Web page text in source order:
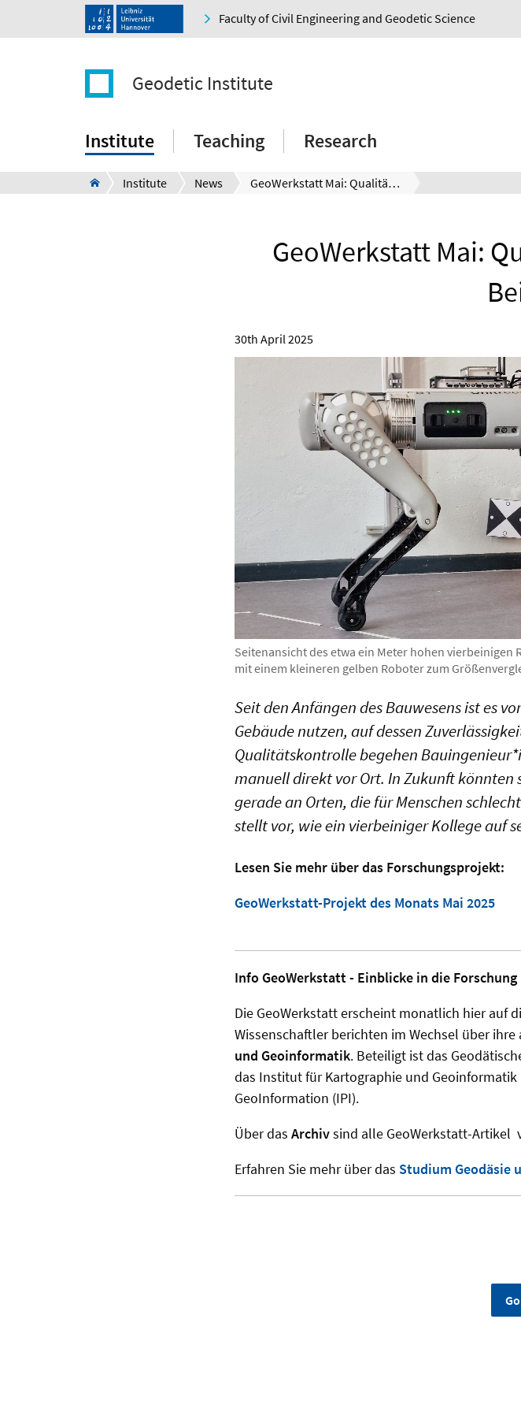
Faculty of Civil Engineering and Geodetic Science
Geodetic Institute
Institute Teaching Research
Institute News GeoWerkstatt Mai: Qualitätsprüfung auf vier Beinen
GeoWerkstatt Mai:
30th April 2025
Seitenansicht des etwa ein Meter hohen vierbeinigen
mit einem kleineren gelben Roboter zum
Seit den Anfängen des Bauwesens ist es
Gebäude nutzen, auf dessen
Qualitätskontrolle begehen
manuell direkt vor Ort. In Zukunft
gerade an Orten, die für Menschen
stellt vor, wie ein vierbeiniger Kollege auf
Lesen Sie mehr über das Forschungsprojekt:
GeoWerkstatt-Projekt des Monats Mai 2025
Info GeoWerkstatt - Einblicke in die Forschung
Die GeoWerkstatt erscheint monatlich hier auf
Wissenschaftler berichten im Wechsel über
und Geoinformatik. Beteiligt ist das
das Institut für Kartographie und
GeoInformation (IPI).
Über das Archivsind alle GeoWerkstatt-Artikel
Erfahren Sie mehr über das Studium Geodäsie